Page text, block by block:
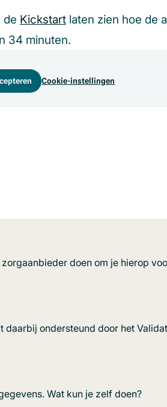
de Kickstart laten zien hoe de
34 minuten.
Cookie-instellingen
doen om je hierop
ondersteund door het
Wat kun je zelf doen?